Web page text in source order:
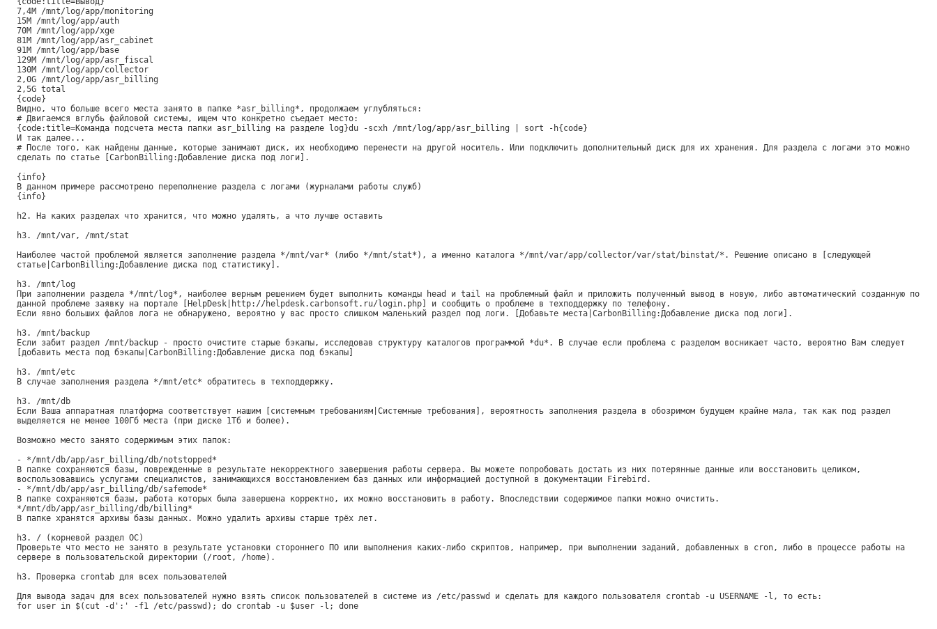
7,4M /mnt/log/app/monitoring
15M /mnt/log/app/auth
70M /mnt/log/app/xge
81M /mnt/log/app/asr_cabinet
91M /mnt/log/app/base
129M /mnt/log/app/asr_fiscal
130M /mnt/log/app/collector
2,0G /mnt/log/app/asr_billing
2,5G total
{code}
Видно, что больше всего места занято в папке *asr_billing*, продолжаем углубляться:
# Двигаемся вглубь файловой системы, ищем что конкретно съедает место:
{code:title=Команда подсчета места папки asr_billing на разделе log}du -scxh /mnt/log/app/asr_billing | sort -h{code}
И так далее...
# После того, как найдены данные, которые занимают диск, их необходимо перенести на другой носитель. Или подключить дополнительный диск для их хранения. Для раздела с логами это можно
сделать по статье [CarbonBilling:Добавление диска под логи].
{info}
В данном примере рассмотрено переполнение раздела с логами (журналами работы служб)
{info}
h2. На каких разделах что хранится, что можно удалять, а что лучше оставить
h3. /mnt/var, /mnt/stat
Наиболее частой проблемой является заполнение раздела */mnt/var* (либо */mnt/stat*), а именно каталога */mnt/var/app/collector/var/stat/binstat/*. Решение описано в [следующей
статье|CarbonBilling:Добавление диска под статистику].
h3. /mnt/log
При заполнении раздела */mnt/log*, наиболее верным решением будет выполнить команды head и tail на проблемный файл и приложить полученный вывод в новую, либо автоматический созданную по
данной проблеме заявку на портале [HelpDesk|http://helpdesk.carbonsoft.ru/login.php] и сообщить о проблеме в техподдержку по телефону.
Если явно больших файлов лога не обнаружено, вероятно у вас просто слишком маленький раздел под логи. [Добавьте места|CarbonBilling:Добавление диска под логи].
h3. /mnt/backup
Если забит раздел /mnt/backup - просто очистите старые бэкапы, исследовав структуру каталогов программой *du*. В случае если проблема с разделом восникает часто, вероятно Вам следует
[добавить места под бэкапы|CarbonBilling:Добавление диска под бэкапы]
h3. /mnt/etc
В случае заполнения раздела */mnt/etc* обратитесь в техподдержку.
h3. /mnt/db
Если Ваша аппаратная платформа соответствует нашим [системным требованиям|Системные требования], вероятность заполнения раздела в обозримом будущем крайне мала, так как под раздел
выделяется не менее 100Гб места (при диске 1Тб и более).
Возможно место занято содержимым этих папок:
- */mnt/db/app/asr_billing/db/notstopped*
В папке сохраняются базы, поврежденные в результате некорректного завершения работы сервера. Вы можете попробовать достать из них потерянные данные или восстановить целиком,
воспользовавшись услугами специалистов, занимающихся восстановлением баз данных или информацией доступной в документации Firebird.
- */mnt/db/app/asr_billing/db/safemode*
В папке сохраняются базы, работа которых была завершена корректно, их можно восстановить в работу. Впоследствии содержимое папки можно очистить.
*/mnt/db/app/asr_billing/db/billing*
В папке хранятся архивы базы данных. Можно удалить архивы старше трёх лет.
h3. / (корневой раздел ОС)
Проверьте что место не занято в результате установки стороннего ПО или выполнения каких-либо скриптов, например, при выполнении заданий, добавленных в cron, либо в процессе работы на
сервере в пользовательской директории (/root, /home).
h3. Проверка crontab для всех пользователей
Для вывода задач для всех пользователей нужно взять список пользователей в системе из /etc/passwd и сделать для каждого пользователя crontab -u USERNAME -l, то есть:
for user in $(cut -d':' -f1 /etc/passwd); do crontab -u $user -l; done